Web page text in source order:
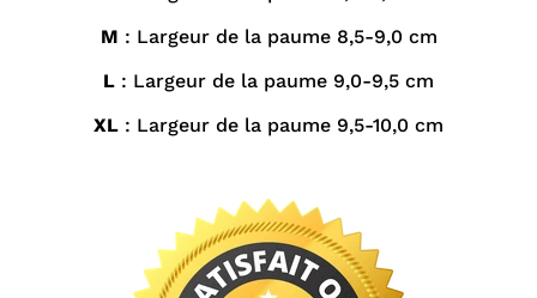
M : Largeur de la paume 8,5-9,0 cm
L : Largeur de la paume 9,0-9,5 cm
XL : Largeur de la paume 9,5-10,0 cm